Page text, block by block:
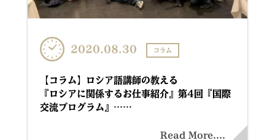
2020.08.30 コラム
【コラム】ロシア語講師の教える
『ロシアに関係するお仕事紹介』第4回『国際
交流プログラム』……
Read More....